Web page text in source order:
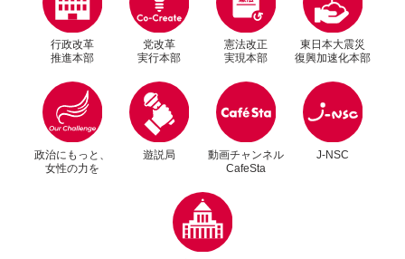
行政改革
推進本部
党改革
実行本部
憲法改正
実現本部
東日本大震災
復興加速化本部
政治にもっと、
女性の力を
別ウィンドウリンク
遊説局
別ウィンドウリンク
動画チャンネル
CafeSta
J-NSC
別ウィンドウリンク